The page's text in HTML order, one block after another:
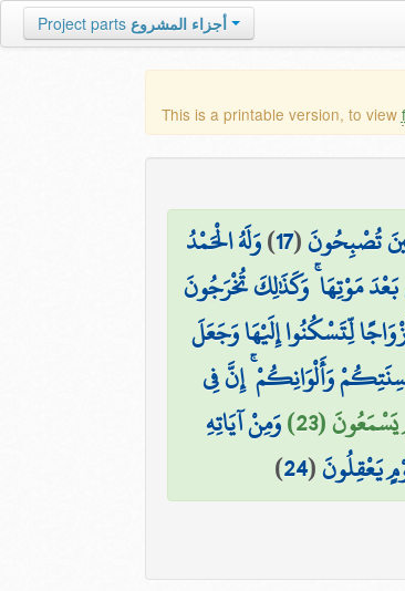
Project parts أجزاء المشروع
This is a printable version, to view
تُصْبِحُونَ(
17
)وَلَهُ الْحَمْدُ
مَوْتِهَا ۚ وَكَذَٰلِكَ تُخْرَجُونَ
لِّتَسْكُنُوا إِلَيْهَا وَجَعَلَ
وَأَلْوَانِكُمْ ۚ إِنَّ فِي
(23)
وَمِنْ آيَاتِهِ
يَعْقِلُونَ(
24
)